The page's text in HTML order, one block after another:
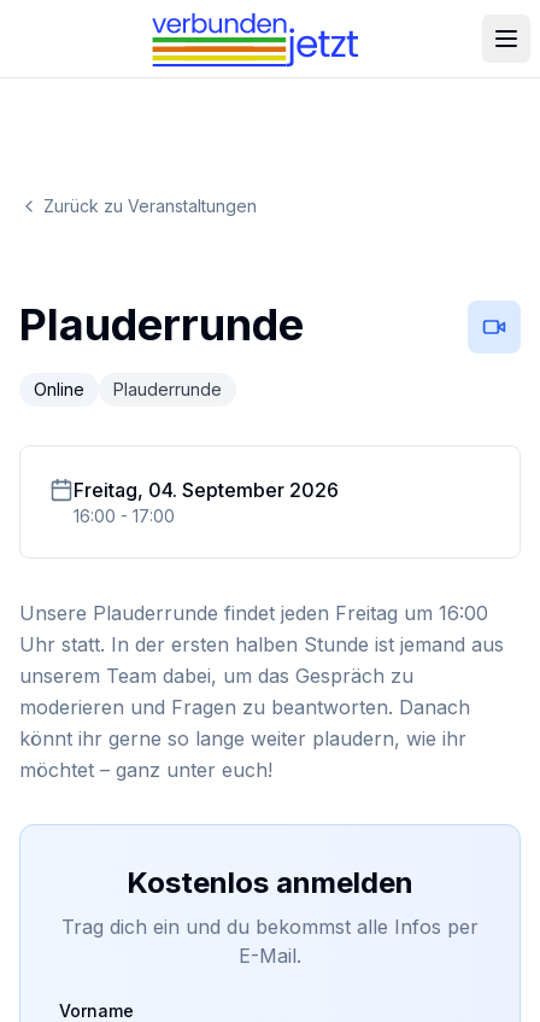
Zurück zu Veranstaltungen
Plauderrunde
Online Plauderrunde
Freitag, 04. September 2026
16:00 - 17:00
Unsere Plauderrunde findet jeden Freitag um 16:00
Uhr statt. In der ersten halben Stunde ist jemand aus
unserem Team dabei, um das Gespräch zu
moderieren und Fragen zu beantworten. Danach
könnt ihr gerne so lange weiter plaudern, wie ihr
möchtet – ganz unter euch!
Kostenlos anmelden
Trag dich ein und du bekommst alle Infos per
E-Mail.
Vorname